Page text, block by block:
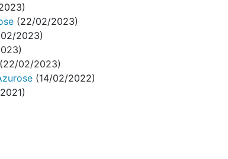
(22/02/2023)
2023)
(22/02/2023)
(14/02/2022)